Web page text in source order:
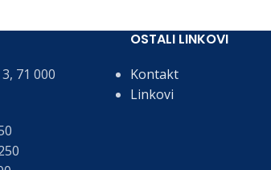
71 000
OSTALI LINKOVI
Kontakt
Linkovi